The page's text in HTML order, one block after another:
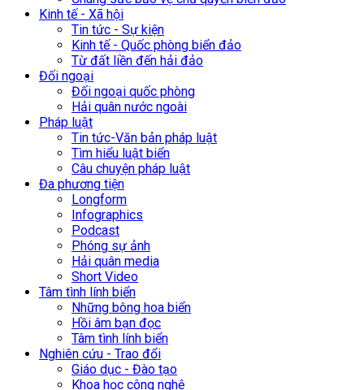
Kinh tế - Xã hội
Tin tức - Sự kiện
Kinh tế - Quốc phòng biển đảo
Từ đất liền đến hải đảo
Đối ngoại
Đối ngoại quốc phòng
Hải quân nước ngoài
Pháp luật
Tin tức-Văn bản pháp luật
Tìm hiểu luật biển
Câu chuyện pháp luật
Đa phương tiện
Longform
Infographics
Podcast
Phóng sự ảnh
Hải quân media
Short Video
Tâm tình lính biển
Những bông hoa biển
Hồi âm bạn đọc
Tâm tình lính biển
Nghiên cứu - Trao đổi
Giáo dục - Đào tạo
Khoa học công nghệ